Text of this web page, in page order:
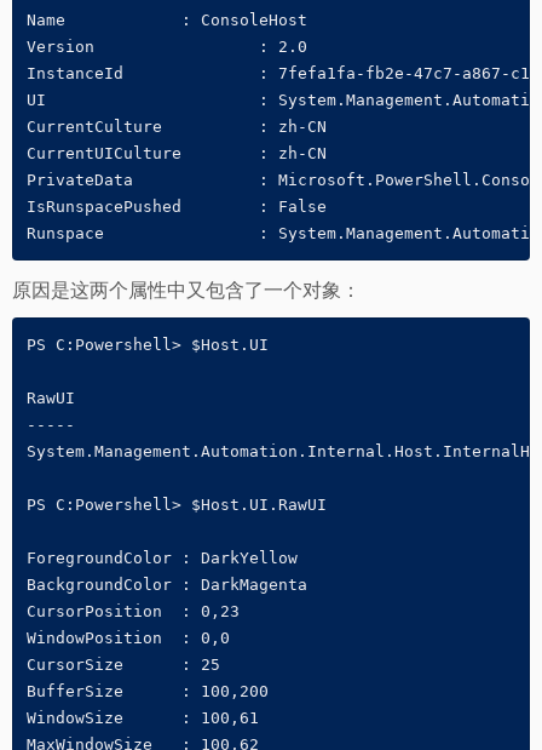
Name		: ConsoleHost
Version         	: 2.0
InstanceId       	: 7fefa1fa-fb2e-47c7-a867-c13b123da5c2
UI               	: System.Management.Automation.Internal.Host.InternalHostUserInterface
CurrentCulture   	: zh-CN
CurrentUICulture 	: zh-CN
PrivateData      	: Microsoft.PowerShell.ConsoleHost+ConsoleColorProxy
IsRunspacePushed 	: False
Runspace         	:
原因是这两个属性中又包含了一个对象：
PS C:Powershell> $Host.UI
RawUI
-----
PS C:Powershell> $Host.UI.RawUI
ForegroundColor	: DarkYellow
BackgroundColor	: DarkMagenta
CursorPosition	: 0,23
WindowPosition	: 0,0
CursorSize	: 25
BufferSize 	: 100,200
WindowSize 	: 100,61
MaxWindowSize  	: 100,62